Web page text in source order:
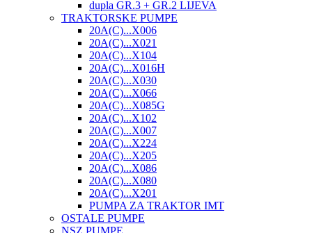
dupla GR.3 + GR.2 LIJEVA
TRAKTORSKE PUMPE
20A(C)...X006
20A(C)...X021
20A(C)...X104
20A(C)...X016H
20A(C)...X030
20A(C)...X066
20A(C)...X085G
20A(C)...X102
20A(C)...X007
20A(C)...X224
20A(C)...X205
20A(C)...X086
20A(C)...X080
20A(C)...X201
PUMPA ZA TRAKTOR IMT
OSTALE PUMPE
NSZ PUMPE